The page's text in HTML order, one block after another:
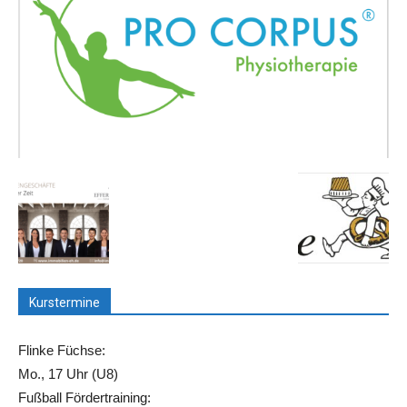
Kurstermine
Flinke Füchse:
Mo., 17 Uhr (U8)
Fußball Fördertraining: